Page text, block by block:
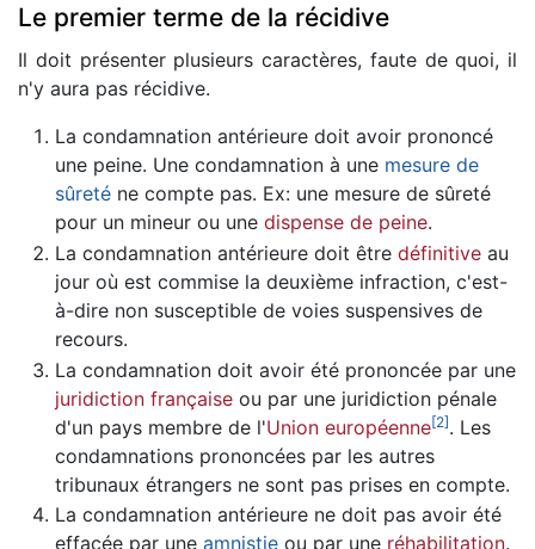
Le premier terme de la récidive
Il doit présenter plusieurs caractères, faute de quoi, il
n'y aura pas récidive.
La condamnation antérieure doit avoir prononcé
une peine. Une condamnation à une mesure de
sûreténe compte pas. Ex: une mesure de sûreté
pour un mineur ou une dispense de peine.
La condamnation antérieure doit être définitiveau
jour où est commise la deuxième infraction, c'est-
à-dire non susceptible de voies suspensives de
recours.
La condamnation doit avoir été prononcée par une
juridiction françaiseou par une juridiction pénale
d'un pays membre de l'Union européenne[2]. Les
condamnations prononcées par les autres
tribunaux étrangers ne sont pas prises en compte.
La condamnation antérieure ne doit pas avoir été
effacée par une amnistieou par une réhabilitation.